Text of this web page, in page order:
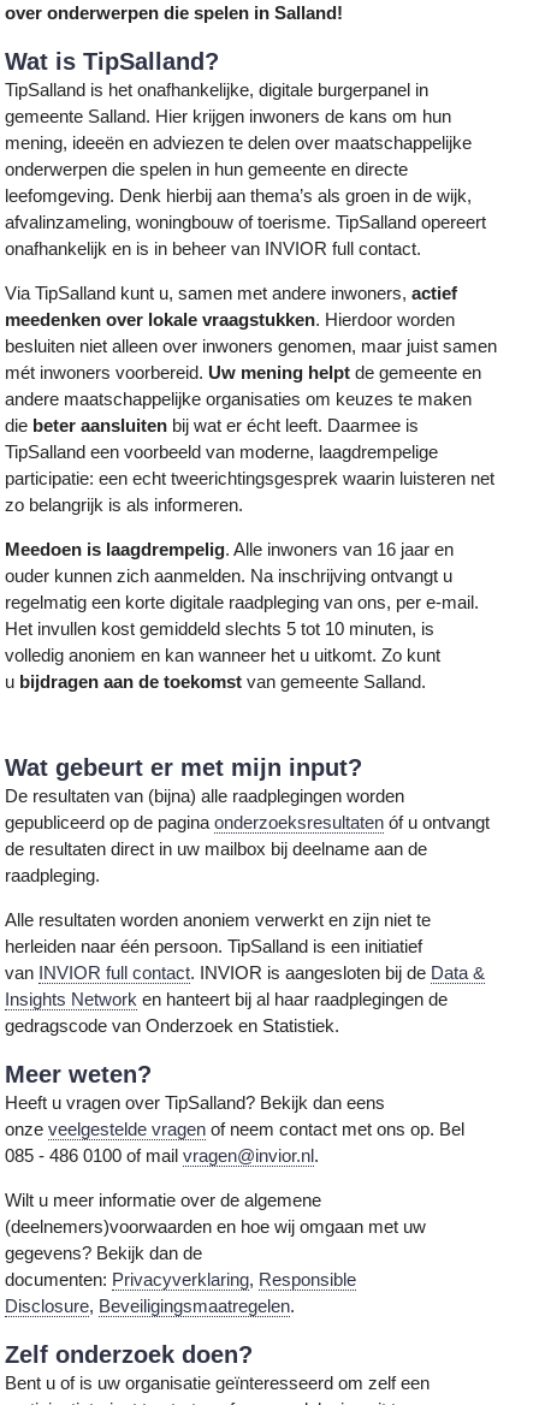
over onderwerpen die spelen in Salland!
Wat is TipSalland?
TipSalland is het onafhankelijke, digitale burgerpanel in
gemeente Salland. Hier krijgen inwoners de kans om hun
mening, ideeën en adviezen te delen over maatschappelijke
onderwerpen die spelen in hun gemeente en directe
leefomgeving. Denk hierbij aan thema’s als groen in de wijk,
afvalinzameling, woningbouw of toerisme. TipSalland opereert
onafhankelijk en is in beheer van INVIOR full contact.
Via TipSalland kunt u, samen met andere inwoners,actief
meedenken over lokale vraagstukken. Hierdoor worden
besluiten niet alleen over inwoners genomen, maar juist samen
mét inwoners voorbereid. Uw mening helpt de gemeente en
andere maatschappelijke organisaties om keuzes te maken
die beter aansluiten bij wat er écht leeft. Daarmee is
TipSalland een voorbeeld van moderne, laagdrempelige
participatie: een echt tweerichtingsgesprek waarin luisteren net
zo belangrijk is als informeren.
Meedoen is laagdrempelig. Alle inwoners van 16 jaar en
ouder kunnen zich aanmelden. Na inschrijving ontvangt u
regelmatig een korte digitale raadpleging van ons, per e-mail.
Het invullen kost gemiddeld slechts 5 tot 10 minuten, is
volledig anoniem en kan wanneer het u uitkomt. Zo kunt
u bijdragen aan de toekomst van gemeente Salland.
Wat gebeurt er met mijn input?
De resultaten van (bijna) alle raadplegingen worden
gepubliceerd op de paginaonderzoeksresultaten óf u ontvangt
de resultaten direct in uw mailbox bij deelname aan de
raadpleging.
Alle resultaten worden anoniem verwerkt en zijn niet te
herleiden naar één persoon. TipSalland is een initiatief
van
INVIOR full contact. INVIOR is aangesloten bij de Data &
Insights Network en hanteert bij al haar raadplegingen de
gedragscode van Onderzoek en Statistiek.
Meer weten?
Heeft u vragen over TipSalland? Bekijk dan eens
onzeveelgestelde vragen of neem contact met ons op. Bel
085 - 486 0100 of mailvragen@invior.nl .
Wilt u meer informatie over de algemene
(deelnemers)voorwaarden en hoe wij omgaan met uw
gegevens? Bekijk dan de
documenten: Privacyverklaring, Responsible
Disclosure, Beveiligingsmaatregelen.
Zelf onderzoek doen?
Bent u of is uw organisatie geïnteresseerd om zelf een